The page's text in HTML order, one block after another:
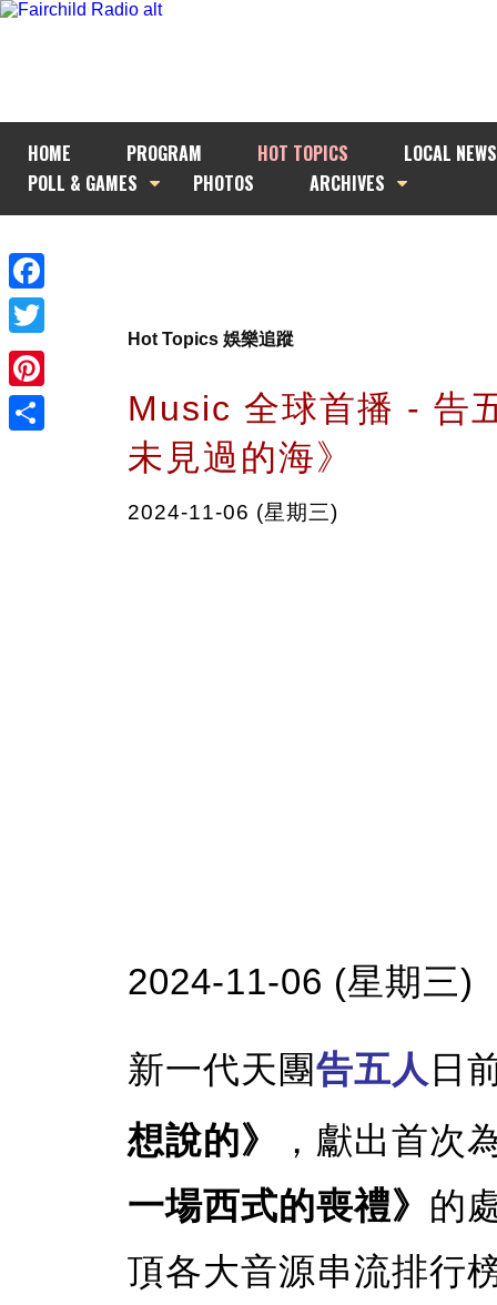
HOME PROGRAM HOT TOPICS
LOCAL NEWS
POLL & GAMES
PHOTOS ARCHIVES
Facebook
Twitter
Pinterest
Hot Topics 娛樂追蹤
Music 全球首播 - 告
未見過的海》
2024-11-06 (星期三)
2024-11-06 (星期三)
新一代天團告五人 日
想說的》
，獻出首次
一場西式的喪禮》 的
頂各大音源串流排行